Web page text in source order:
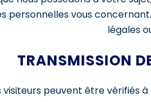
personnelles vous
légales
TRANSMISSION
peuvent être vérifiés